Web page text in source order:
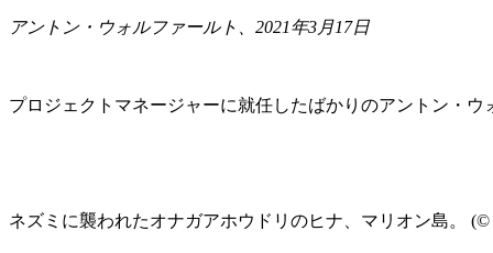
アントン・ウォルファールト、2021年3月17日
プロジェクトマネージャーに就任したばかりのアントン・ウ
ネズミに襲われたオナガアホウドリのヒナ、マリオン島。 (©